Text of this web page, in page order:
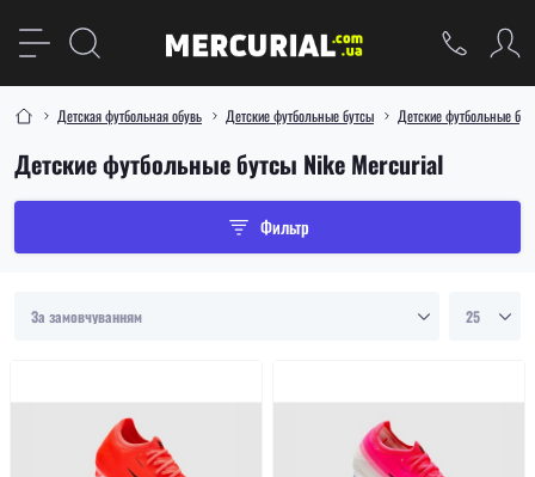
Детская футбольная обувь Детские футбольные бутсы Детские футбольные
Детские футбольные бутсы Nike Mercurial
Фильтр